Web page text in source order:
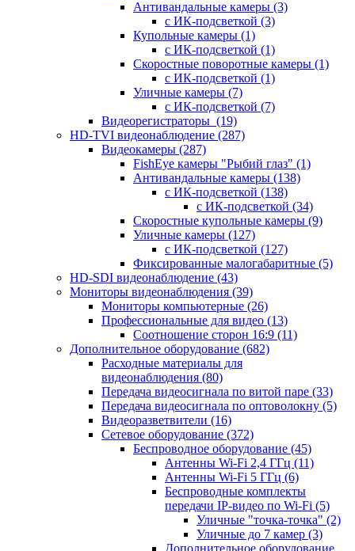
Антивандальные камеры (3)
с ИК-подсветкой (3)
Купольные камеры (1)
с ИК-подсветкой (1)
Скоростные поворотные камеры (1)
с ИК-подсветкой (1)
Уличные камеры (7)
с ИК-подсветкой (7)
Видеорегистраторы (19)
HD-TVI видеонаблюдение (287)
Видеокамеры (287)
FishEye камеры "Рыбий глаз" (1)
Антивандальные камеры (138)
с ИК-подсветкой (138)
с ИК-подсветкой (34)
Скоростные купольные камеры (9)
Уличные камеры (127)
с ИК-подсветкой (127)
Фиксированные малогабаритные (5)
HD-SDI видеонаблюдение (43)
Мониторы видеонаблюдения (39)
Мониторы компьютерные (26)
Профессиональные для видео (13)
Соотношение сторон 16:9 (11)
Дополнительное оборудование (682)
Расходные материалы для
видеонаблюдения (80)
Передача видеосигнала по витой паре (33)
Передача видеосигнала по оптоволокну (5)
Видеоразветвители (16)
Сетевое оборудование (372)
Беспроводное оборудование (45)
Антенны Wi-Fi 2,4 ГГц (11)
Антенны Wi-Fi 5 ГГц (6)
Беспроводные комплекты
передачи IP-видео по Wi-Fi (5)
Уличные "точка-точка" (2)
Уличные до 7 камер (3)
Дополнительное оборудование